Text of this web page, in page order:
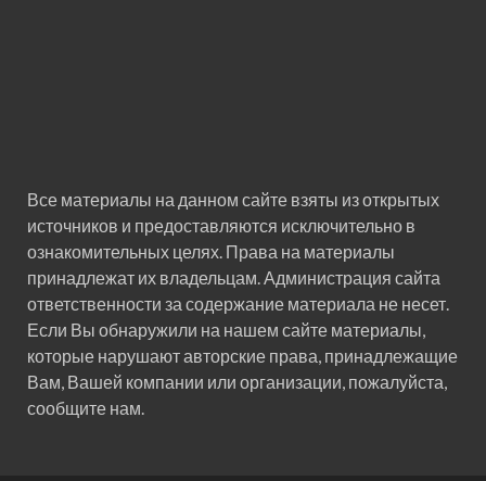
Все материалы на данном сайте взяты из открытых
источников и предоставляются исключительно в
ознакомительных целях. Права на материалы
принадлежат их владельцам. Администрация сайта
ответственности за содержание материала не несет.
Если Вы обнаружили на нашем сайте материалы,
которые нарушают авторские права, принадлежащие
Вам, Вашей компании или организации, пожалуйста,
сообщите нам.